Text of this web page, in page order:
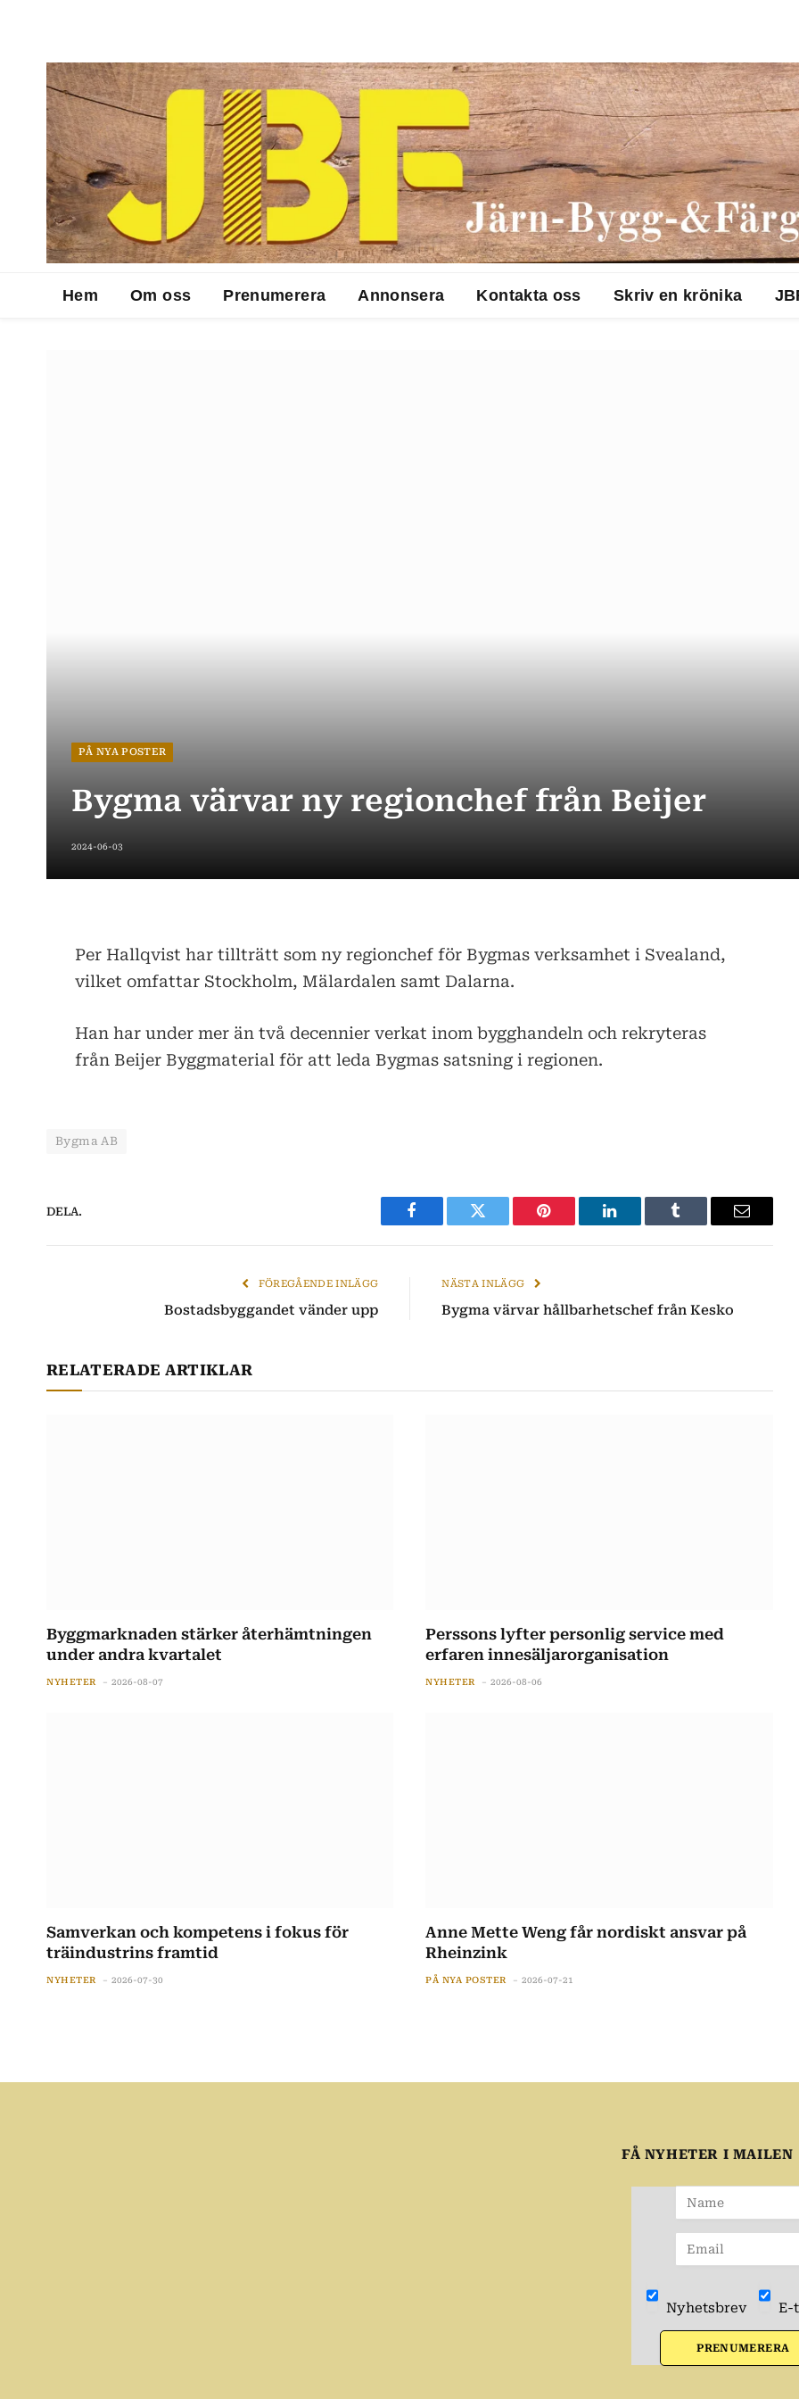
Hem Om oss Prenumerera Annonsera Kontakta oss Skriv en krönika
PÅ NYA POSTER
Bygma värvar ny regionchef från Beijer
2024-06-03
Per Hallqvist har tillträtt som ny regionchef för Bygmas verksamhet i Svealand,
vilket omfattar Stockholm, Mälardalen samt Dalarna.
Han har under mer än två decennier verkat inom bygghandeln och rekryteras
från Beijer Byggmaterial för att leda Bygmas satsning i regionen.
Bygma AB
DELA.
Facebook Twitter Pinterest LinkedIn Tumblr
E-
FÖREGÅENDE INLÄGG
Bostadsbyggandet vänder upp
NÄSTA INLÄGG
Bygma värvar hållbarhetschef från Kesko
RELATERADE ARTIKLAR
Byggmarknaden stärker återhämtningen
under andra kvartalet
NYHETER 2026-08-07
Perssons lyfter personlig service med
erfaren innesäljarorganisation
NYHETER 2026-08-06
Samverkan och kompetens i fokus för
träindustrins framtid
NYHETER 2026-07-30
Anne Mette Weng får nordiskt ansvar på
Rheinzink
PÅ NYA POSTER 2026-07-21
FÅ NYHETER I MAILEN
Nyhetsbrev E-
PRENUMERERA